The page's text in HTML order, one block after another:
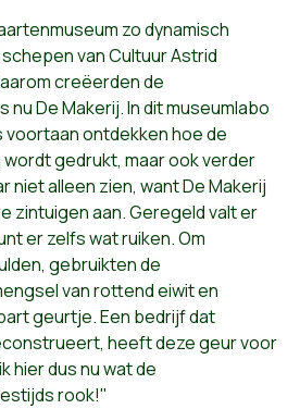
zo dynamisch
van Cultuur Astrid
creëerden de
De Makerij. In dit museumlabo
ontdekken hoe de
gedrukt, maar ook verder
niet alleen zien, want De Makerij
zintuigen aan. Geregeld valt er
er zelfs wat ruiken. Om
gebruikten de
van rottend eiwit en
geurtje. Een bedrijf dat
heeft deze geur voor
hier dus nu wat de
rook!"